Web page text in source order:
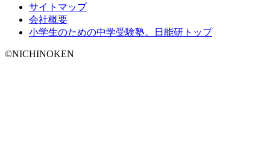
サイトマップ
会社概要
小学生のための中学受験塾。日能研トップ
©NICHINOKEN